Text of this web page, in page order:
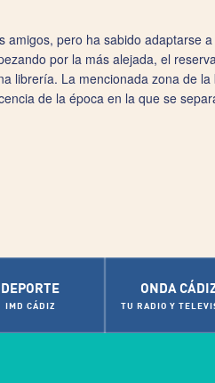
pero ha sabido adaptarse
por la más alejada, el
librería. La mencionada zona de
de la época en la que se
DEPORTE
IMD CÁDIZ
ONDA
TU RADIO Y